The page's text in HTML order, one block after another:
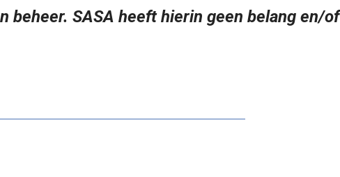
beheer. SASA heeft hierin geen belang en/of